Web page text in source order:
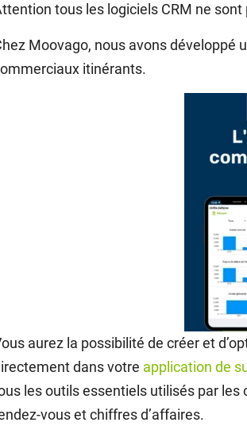
tous les logiciels CRM ne
Moovago, nous avons développé
itinérants.
aurez la possibilité de créer et
dans votre application de
les outils essentiels utilisés par
vous et chiffres d’affaires.